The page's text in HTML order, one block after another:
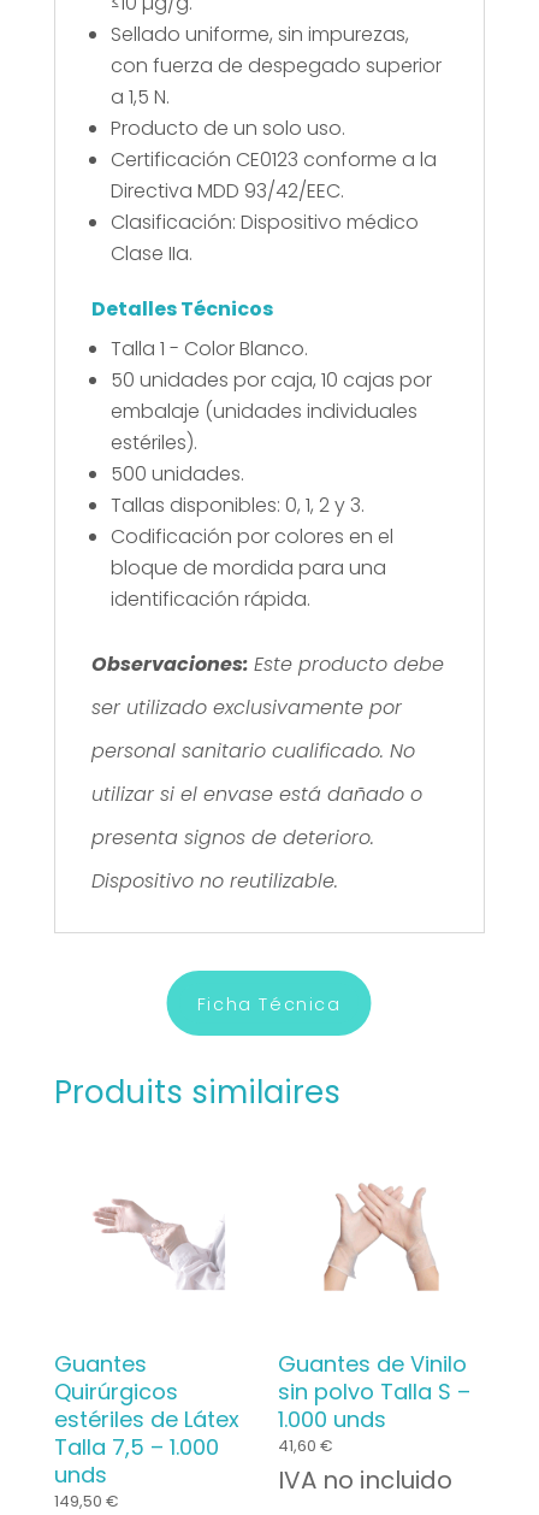
Sellado uniforme, sin impurezas,
con fuerza de despegado superior
a 1,5 N.
Producto de un solo uso.
Certificación CE0123 conforme a la
Directiva MDD 93/42/EEC.
Clasificación: Dispositivo médico
Clase IIa.
Detalles Técnicos
Talla 1 - Color Blanco.
50 unidades por caja, 10 cajas por
embalaje (unidades individuales
estériles).
500 unidades.
Tallas disponibles: 0, 1, 2 y 3.
Codificación por colores en el
bloque de mordida para una
identificación rápida.
Observaciones: Este producto debe
ser utilizado exclusivamente por
personal sanitario cualificado. No
utilizar si el envase está dañado o
presenta signos de deterioro.
Dispositivo no reutilizable.
Ficha Técnica
Produits similaires
Guantes
Quirúrgicos
estériles de Látex
Talla 7,5 – 1.000
unds
149,50 €
Guantes de Vinilo
sin polvo Talla S –
1.000 unds
41,60€
IVA no incluido